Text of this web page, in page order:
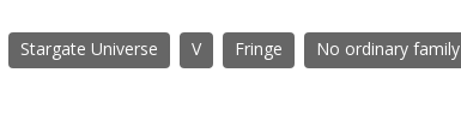
Stargate Universe V Fringe
No ordinary family